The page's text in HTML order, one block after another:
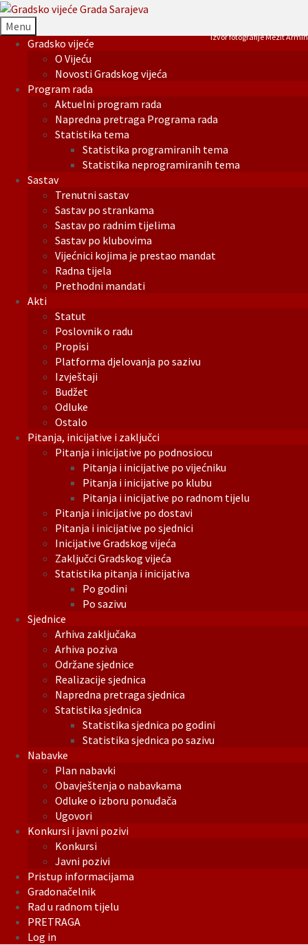
Menu
Gradsko vijeće
O Vijeću
Novosti Gradskog vijeća
Program rada
Aktuelni program rada
Napredna pretraga Programa rada
Statistika tema
Statistika programiranih tema
Statistika neprogramiranih tema
Sastav
Trenutni sastav
Sastav po strankama
Sastav po radnim tijelima
Sastav po klubovima
Vijećnici kojima je prestao mandat
Radna tijela
Prethodni mandati
Akti
Statut
Poslovnik o radu
Propisi
Platforma djelovanja po sazivu
Izvještaji
Budžet
Odluke
Ostalo
Pitanja, inicijative i zaključci
Pitanja i inicijative po podnosiocu
Pitanja i inicijative po vijećniku
Pitanja i inicijative po klubu
Pitanja i inicijative po radnom tijelu
Pitanja i inicijative po dostavi
Pitanja i inicijative po sjednici
Inicijative Gradskog vijeća
Zaključci Gradskog vijeća
Statistika pitanja i inicijativa
Po godini
Po sazivu
Sjednice
Arhiva zaključaka
Arhiva poziva
Održane sjednice
Realizacije sjednica
Napredna pretraga sjednica
Statistika sjednica
Statistika sjednica po godini
Statistika sjednica po sazivu
Nabavke
Plan nabavki
Obavještenja o nabavkama
Odluke o izboru ponuđača
Ugovori
Konkursi i javni pozivi
Konkursi
Javni pozivi
Pristup informacijama
Gradonačelnik
Rad u radnom tijelu
PRETRAGA
Log in
Izvor fotografije Mezit Armin